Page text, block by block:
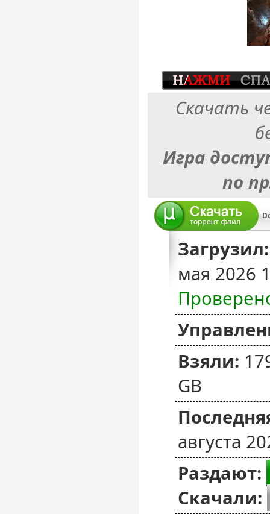
Скачать
Игра
по
Загрузил:
мая 2026
Взяли:
GB
августа
Раздают:
Скачали: